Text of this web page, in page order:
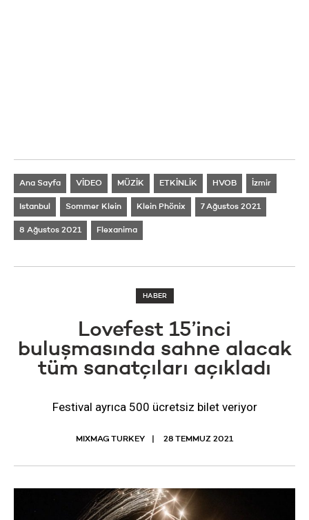
Ana Sayfa VİDEO MÜZİK ETKİNLİK HVOB İzmir
Istanbul Sommer Klein Klein Phönix 7 Ağustos 2021
8 Ağustos 2021 Flexanima
HABER
Lovefest 15’inci
buluşmasında sahne alacak
tüm sanatçıları açıkladı
Festival ayrıca 500 ücretsiz bilet veriyor
MIXMAG TURKEY 28 TEMMUZ 2021